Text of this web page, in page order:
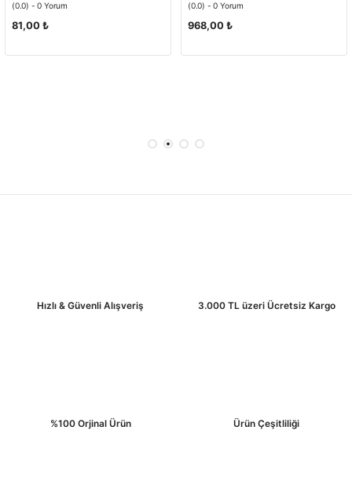
(0.0) - 0 Yorum
81,00 ₺
(0.0) - 0 Yorum
968,00 ₺
Hızlı & Güvenli Alışveriş 3.000 TL üzeri Ücretsiz Kargo
%100 Orjinal Ürün Ürün Çeşitliliği